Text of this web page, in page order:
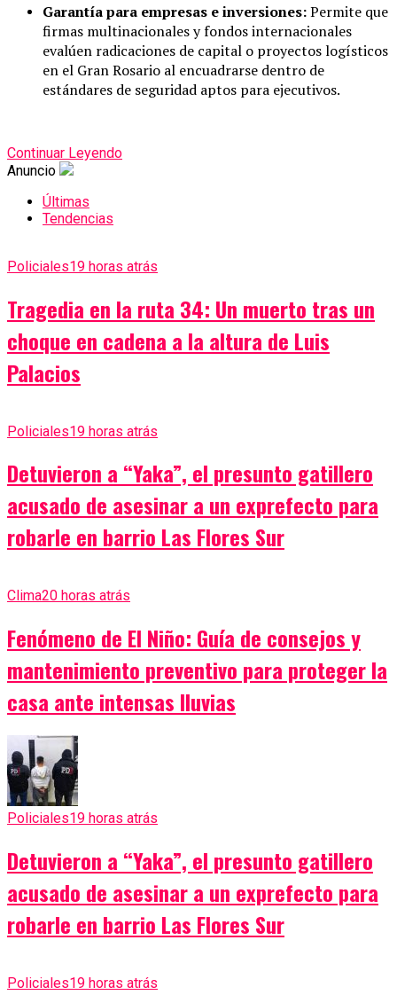
Garantía para empresas e inversiones:Permite que
firmas multinacionales y fondos internacionales
evalúen radicaciones de capital o proyectos logísticos
en el Gran Rosario al encuadrarse dentro de
estándares de seguridad aptos para ejecutivos.
Continuar Leyendo
Anuncio
Últimas
Tendencias
Policiales19 horas atrás
Tragedia en la ruta 34: Un muerto tras un
choque en cadena a la altura de Luis
Palacios
Policiales19 horas atrás
Detuvieron a “Yaka”, el presunto gatillero
acusado de asesinar a un exprefecto para
robarle en barrio Las Flores Sur
Clima20 horas atrás
Fenómeno de El Niño: Guía de consejos y
mantenimiento preventivo para proteger la
casa ante intensas lluvias
Policiales19 horas atrás
Detuvieron a “Yaka”, el presunto gatillero
acusado de asesinar a un exprefecto para
robarle en barrio Las Flores Sur
Policiales19 horas atrás